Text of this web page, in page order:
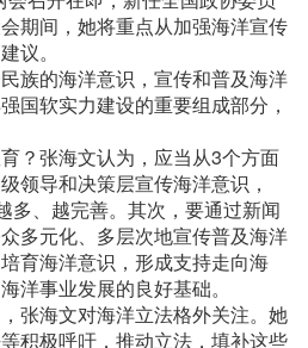
期间，她将重点从加强海洋宣传
议。
的海洋意识，宣传和普及海洋
国软实力建设的重要组成部分，
张海文认为，应当从3个方面
领导和决策层宣传海洋意识，
多、越完善。其次，要通过新闻
多元化、多层次地宣传普及海洋
育海洋意识，形成支持走向海
洋事业发展的良好基础。
海文对海洋立法格外关注。她
积极呼吁，推动立法，填补这些